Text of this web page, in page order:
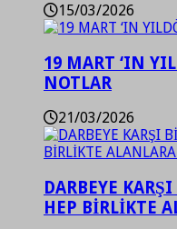
15/03/2026
19 MART ‘IN
NOTLAR
21/03/2026
DARBEYE
HEP BİRLİKTE